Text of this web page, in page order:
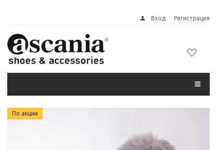
Вход Регистрация
По акции